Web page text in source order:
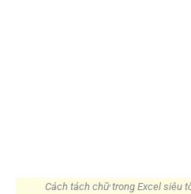
Cách tách chữ trong Excel siêu